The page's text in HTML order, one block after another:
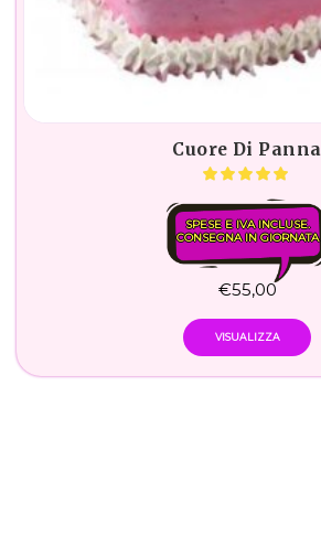
Cuore Di Panna
SPESE E IVA INCLUSE.
CONSEGNA IN GIORNATA
€55,00
VISUALIZZA